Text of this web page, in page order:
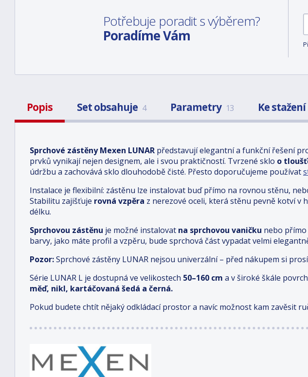
Potřebuje poradit s výběrem?
Poradíme Vám
Popis Set obsahuje 4 Parametry 13 Ke stažení
Sprchové zástěny Mexen LUNAR představují elegantní a funkční řešení
prvků vynikají nejen designem, ale i svou praktičností. Tvrzené sklo o
údržbu a zachovává sklo dlouhodobě čisté. Přesto doporučujeme používat
Instalace je flexibilní: zástěnu lze instalovat buď přímo na rovnou stěnu,
Stabilitu zajišťuje rovná vzpěra z nerezové oceli, která stěnu pevně kotví v
délku.
Sprchovou zástěnu je možné instalovat na sprchovou vaničku nebo
barvy, jako máte profil a vzpěru, bude sprchová část vypadat velmi
Pozor:Sprchové zástěny LUNAR nejsou univerzální – před nákupem si
Série LUNAR L je dostupná ve velikostech 50–160 cm a v široké škále
měď, nikl, kartáčovaná šedá a černá.
Pokud budete chtít nějaký odkládací prostor a navíc možnost kam zavěsit